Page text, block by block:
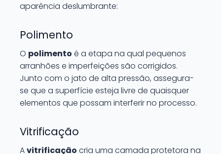
aparência deslumbrante:
Polimento
O polimento é a etapa na qual pequenos
arranhões e imperfeições são corrigidos.
Junto com o jato de alta pressão, assegura-
se que a superfície esteja livre de quaisquer
elementos que possam interferir no processo.
Vitrificação
Avitrificação cria uma camada protetora na